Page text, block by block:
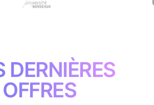
DERNIÈRES
OFFRES